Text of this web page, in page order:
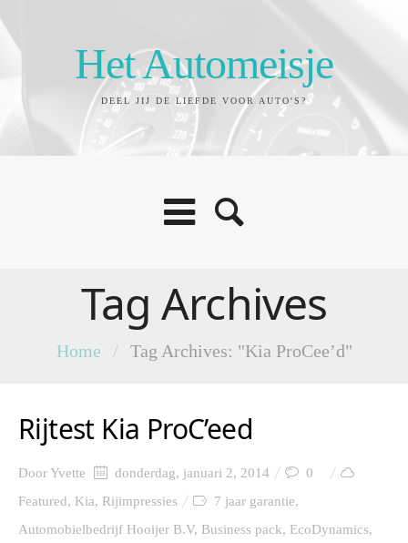
Het Automeisje
DEEL JIJ DE LIEFDE VOOR AUTO'S?
Tag Archives
Home / Tag Archives: "Kia ProCee’d"
Rijtest Kia ProC’eed
DoorYvette donderdag, januari 2, 2014
0
Featured, Kia, Rijimpressies 7 jaar garantie,
Automobielbedrijf Hooijer B.V, Business pack, EcoDynamics,